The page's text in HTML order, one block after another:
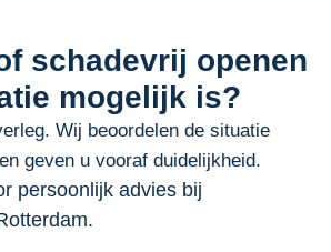
schadevrij openen
mogelijk is?
Wij beoordelen de situatie
geven u vooraf duidelijkheid.
persoonlijk advies bij